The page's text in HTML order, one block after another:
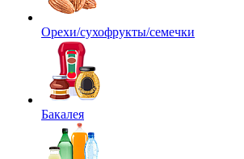
Орехи/сухофрукты/семечки
Бакалея